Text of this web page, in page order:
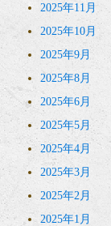
2025年11月
2025年10月
2025年9月
2025年8月
2025年6月
2025年5月
2025年4月
2025年3月
2025年2月
2025年1月